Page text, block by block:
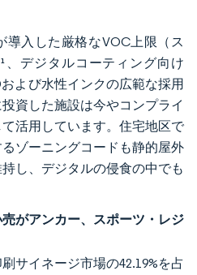
導入した厳格なVOC上限（ス
、デジタルコーティング向け
および水性インクの広範な採用
資した施設は今やコンプライ
活用しています。住宅地区で
ゾーニングコードも静的屋外
し、デジタルの侵食の中でも
がアンカー、スポーツ・レジ
サイネージ市場の42.19%を占